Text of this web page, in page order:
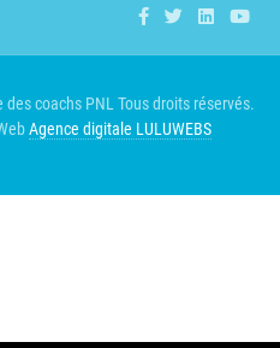
coachs PNL Tous droits réservés.
Agence digitale LULUWEBS